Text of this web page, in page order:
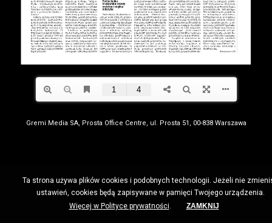
Gremi Media SA, Prosta Office Centre, ul. Prosta 51, 00-838 Warszawa
Ta strona używa plików cookies i podobnych technologii. Jeżeli nie
ustawień, cookies będą zapisywane w pamięci Twojego urządzenia.
Więcej w Polityce prywatności. ZAMKNIJ